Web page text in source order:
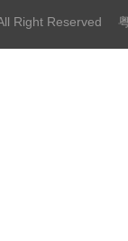
Right Reserved